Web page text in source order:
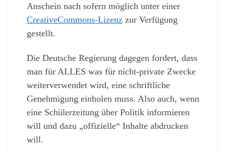
Anschein nach sofern möglich unter einer
CreativeCommons-Lizenzzur Verfügung
gestellt.
Die Deutsche Regierung dagegen fordert, dass
man für ALLES was für nicht-private Zwecke
weiterverwendet wird, eine schriftliche
Genehmigung einholen muss. Also auch, wenn
eine Schülerzeitung über Politik informieren
will und dazu „offizielle“ Inhalte abdrucken
will.